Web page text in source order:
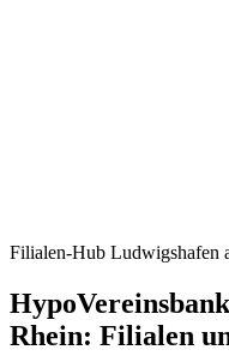
Filialen-Hub Ludwigshafen
Rhein: Filialen